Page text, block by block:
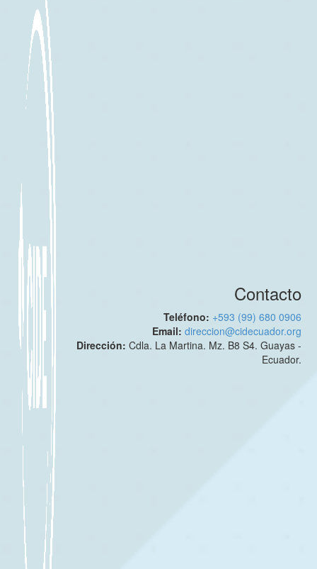
Contacto
Teléfono: +593 (99) 680 0906
Email:direccion@cidecuador.org
Dirección:Cdla. La Martina. Mz. B8 S4. Guayas -
Ecuador.